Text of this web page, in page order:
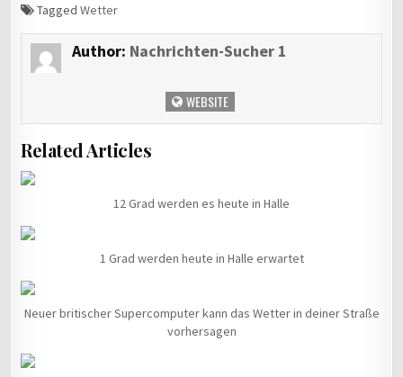
TaggedWetter
Author: Nachrichten-Sucher 1
WEBSITE
Related Articles
12 Grad werden es heute in Halle
1 Grad werden heute in Halle erwartet
Neuer britischer Supercomputer kann das Wetter in deiner Straße
vorhersagen